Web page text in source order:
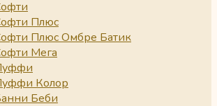
Плюс
Плюс Омбре Батик
Мега
Колор
Беби